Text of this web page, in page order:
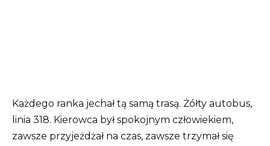
Każdego ranka jechał tą samą trasą. Żółty autobus,
linia 318. Kierowca był spokojnym człowiekiem,
zawsze przyjeżdżał na czas, zawsze trzymał się